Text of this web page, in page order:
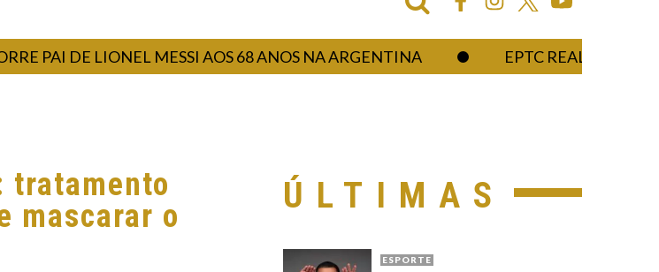
DE LIONEL MESSI AOS 68 ANOS NA ARGENTINA EPTC REALIZA
tratamento
mascarar o
ÚLTIMAS
ESPORTE